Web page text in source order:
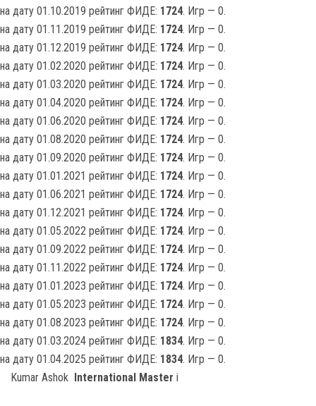
на дату 01.10.2019 рейтинг ФИДЕ: 1724. Игр — 0.
на дату 01.11.2019 рейтинг ФИДЕ: 1724. Игр — 0.
на дату 01.12.2019 рейтинг ФИДЕ: 1724. Игр — 0.
на дату 01.02.2020 рейтинг ФИДЕ: 1724. Игр — 0.
на дату 01.03.2020 рейтинг ФИДЕ: 1724. Игр — 0.
на дату 01.04.2020 рейтинг ФИДЕ: 1724. Игр — 0.
на дату 01.06.2020 рейтинг ФИДЕ: 1724. Игр — 0.
на дату 01.08.2020 рейтинг ФИДЕ: 1724. Игр — 0.
на дату 01.09.2020 рейтинг ФИДЕ: 1724. Игр — 0.
на дату 01.01.2021 рейтинг ФИДЕ: 1724. Игр — 0.
на дату 01.06.2021 рейтинг ФИДЕ: 1724. Игр — 0.
на дату 01.12.2021 рейтинг ФИДЕ: 1724. Игр — 0.
на дату 01.05.2022 рейтинг ФИДЕ: 1724. Игр — 0.
на дату 01.09.2022 рейтинг ФИДЕ: 1724. Игр — 0.
на дату 01.11.2022 рейтинг ФИДЕ: 1724. Игр — 0.
на дату 01.01.2023 рейтинг ФИДЕ: 1724. Игр — 0.
на дату 01.05.2023 рейтинг ФИДЕ: 1724. Игр — 0.
на дату 01.08.2023 рейтинг ФИДЕ: 1724. Игр — 0.
на дату 01.03.2024 рейтинг ФИДЕ: 1834. Игр — 0.
на дату 01.04.2025 рейтинг ФИДЕ: 1834. Игр — 0.
Kumar Ashok International Master i